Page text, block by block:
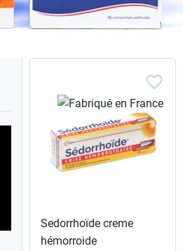
Sedorrhoïde creme
hémorroide